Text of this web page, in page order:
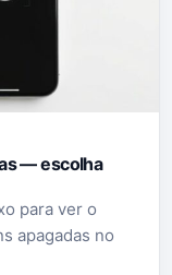
— escolha
para ver o
apagadas no